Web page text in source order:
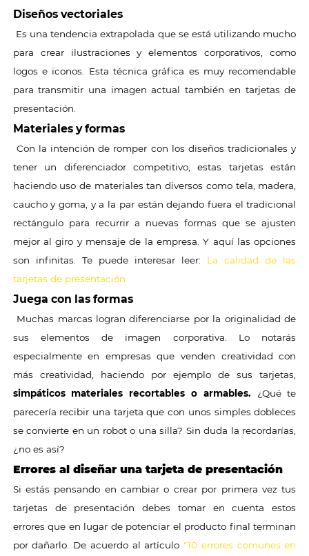
Diseños vectoriales
Es una tendencia extrapolada que se está utilizando mucho
para crear ilustraciones y elementos corporativos, como
logos e iconos. Esta técnica gráfica es muy recomendable
para transmitir una imagen actual también en tarjetas de
presentación.
Materiales y formas
Con la intención de romper con los diseños tradicionales y
tener un diferenciador competitivo, estas tarjetas están
haciendo uso de materiales tan diversos como tela, madera,
caucho y goma, y a la par están dejando fuera el tradicional
rectángulo para recurrir a nuevas formas que se ajusten
mejor al giro y mensaje de la empresa. Y aquí las opciones
son infinitas. Te puede interesar leer: La calidad de las
tarjetas de presentación
Juega con las formas
Muchas marcas logran diferenciarse por la originalidad de
sus elementos de imagen corporativa. Lo notarás
especialmente en empresas que venden creatividad con
más creatividad, haciendo por ejemplo de sus tarjetas,
simpáticos materiales recortables o armables. ¿Qué te
parecería recibir una tarjeta que con unos simples dobleces
se convierte en un robot o una silla? Sin duda la recordarías,
¿no es así?
Errores al diseñar una tarjeta de presentación
Si estás pensando en cambiar o crear por primera vez tus
tarjetas de presentación debes tomar en cuenta estos
errores que en lugar de potenciar el producto final terminan
por dañarlo. De acuerdo al artículo "10 errores comunes en